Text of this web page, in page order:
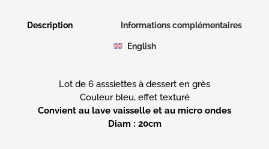
Description Informations complémentaires
English
Lot de 6 asssiettes à dessert en grès
Couleur bleu, effet texturé
Convient au lave vaisselle et au micro ondes
Diam : 20cm